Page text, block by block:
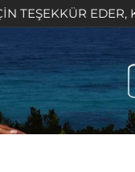
EDER, KEYİFLİ